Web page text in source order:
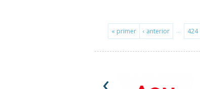
« primer ‹ anterior … 424